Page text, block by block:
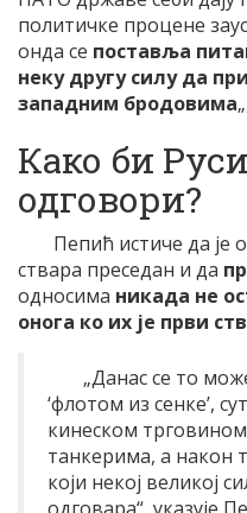
политичке процене
онда се поставља
неку другу силу да
западним бродовима
Како би
одговори?
Пепић истиче да је
ствара преседан и да
односима никада не
онога ко их је први
„Данас се то
‘флотом из сенке’,
кинеском
танкерима, а након
који некој великој